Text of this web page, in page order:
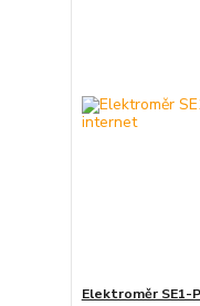
Elektroměr